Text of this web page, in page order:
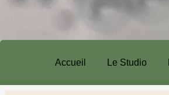
Accueil Le Studio